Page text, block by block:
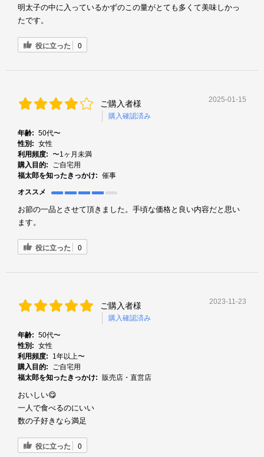
明太子の中に入っているかずのこの量がとても多くて美味しかっ
たです。
役に立った 0
ご購入者様
購入確認済み
2025-01-15
年齢: 50代〜
性別: 女性
利用頻度: 〜1ヶ月未満
購入目的:
ご自宅用
福太郎を知ったきっかけ: 催事
オススメ
お節の一品とさせて頂きました。手頃な価格と良い内容だと思い
ます。
役に立った 0
ご購入者様
購入確認済み
2023-11-23
年齢: 50代〜
性別: 女性
利用頻度:
1年以上〜
購入目的:
ご自宅用
福太郎を知ったきっかけ: 販売店・直営店
おいしい😋
一人で食べるのにいい
数の子好きなら満足
役に立った 0